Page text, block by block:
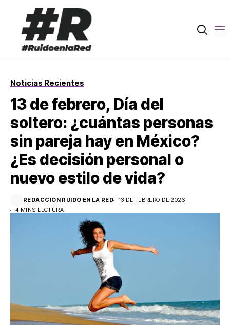
Noticias Recientes
13 de febrero, Día del
soltero: ¿cuántas personas
sin pareja hay en México?
¿Es decisión personal o
nuevo estilo de vida?
REDACCIÓN RUIDO EN LA RED
13 DE FEBRERO DE 2026
4 MINS LECTURA